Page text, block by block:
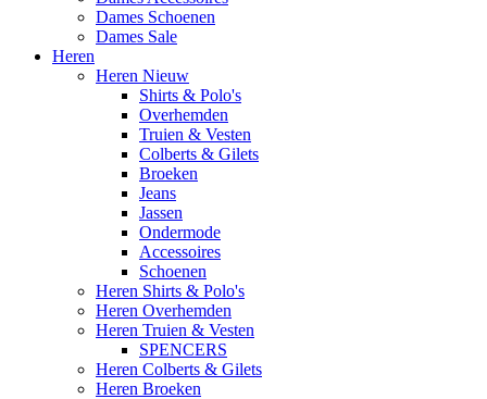
Dames Schoenen
Dames Sale
Heren
Heren Nieuw
Shirts & Polo's
Overhemden
Truien & Vesten
Colberts & Gilets
Broeken
Jeans
Jassen
Ondermode
Accessoires
Schoenen
Heren Shirts & Polo's
Heren Overhemden
Heren Truien & Vesten
SPENCERS
Heren Colberts & Gilets
Heren Broeken